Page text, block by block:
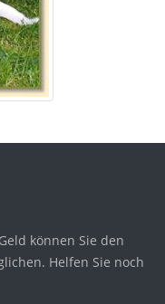
können Sie den
Helfen Sie noch